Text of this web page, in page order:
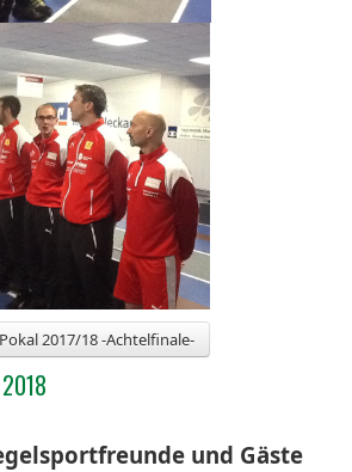
2017/18 -Achtelfinale-
und Gäste